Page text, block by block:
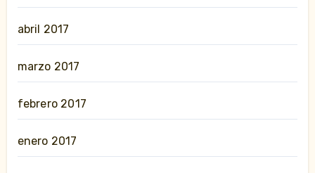
abril 2017
marzo 2017
febrero 2017
enero 2017